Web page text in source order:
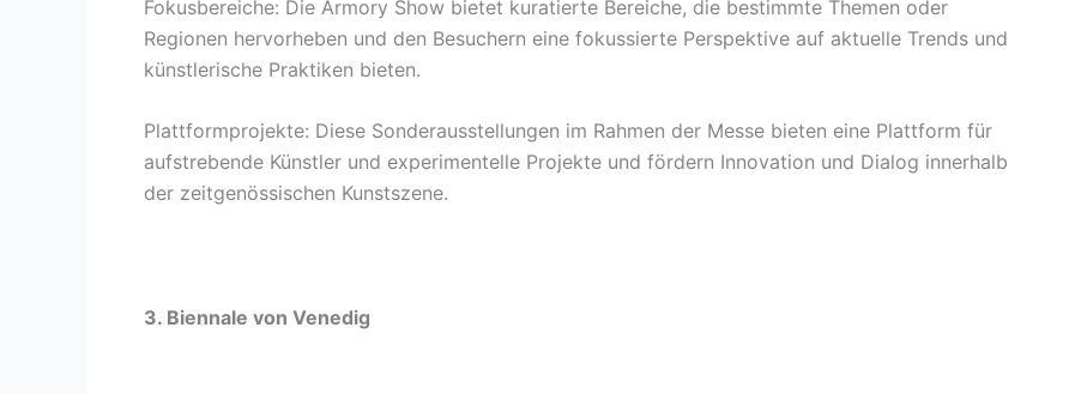
Fokusbereiche: Die Armory Show bietet kuratierte Bereiche, die bestimmte Themen oder
Regionen hervorheben und den Besuchern eine fokussierte Perspektive auf aktuelle Trends und
künstlerische Praktiken bieten.
Plattformprojekte: Diese Sonderausstellungen im Rahmen der Messe bieten eine Plattform für
aufstrebende Künstler und experimentelle Projekte und fördern Innovation und Dialog innerhalb
der zeitgenössischen Kunstszene.
3. Biennale von Venedig